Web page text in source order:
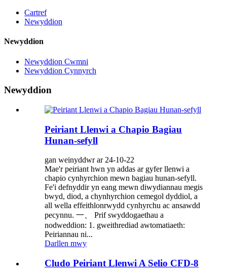
Cartref
Newyddion
Newyddion
Newyddion Cwmni
Newyddion Cynnyrch
Newyddion
Peiriant Llenwi a Chapio Bagiau
Hunan-sefyll
gan weinyddwr ar 24-10-22
Mae'r peiriant hwn yn addas ar gyfer llenwi a
chapio cynhyrchion mewn bagiau hunan-sefyll.
Fe'i defnyddir yn eang mewn diwydiannau megis
bwyd, diod, a chynhyrchion cemegol dyddiol, a
all wella effeithlonrwydd cynhyrchu ac ansawdd
pecynnu. 一、 Prif swyddogaethau a
nodweddion: 1. gweithrediad awtomatiaeth:
Peiriannau ni...
Darllen mwy
Cludo Peiriant Llenwi A Selio CFD-8